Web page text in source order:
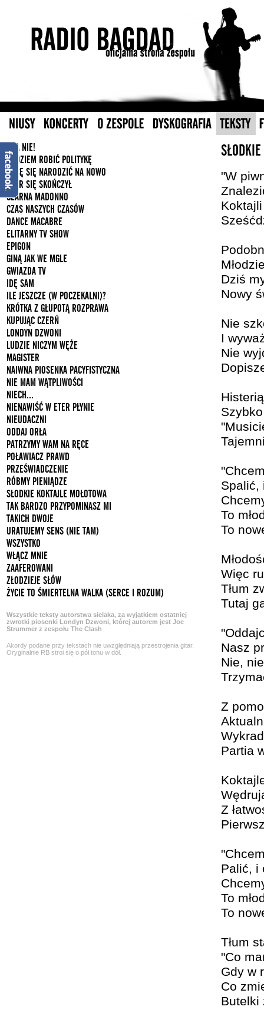
A JA NIE!
BĘDZIEM ROBIĆ POLITYKĘ
CHCĘ SIĘ NARODZIĆ NA NOWO
CZAR SIĘ SKOŃCZYŁ
CZARNA MADONNO
CZAS NASZYCH CZASÓW
DANCE MACABRE
ELITARNY TV SHOW
EPIGON
GINĄ JAK WE MGLE
GWIAZDA TV
IDĘ SAM
ILE JESZCZE (W POCZEKALNI)?
KRÓTKA Z GŁUPOTĄ ROZPRAWA
KUPUJĄC CZERŃ
LONDYN DZWONI
LUDZIE NICZYM WĘŻE
MAGISTER
NAIWNA PIOSENKA PACYFISTYCZNA
NIE MAM WĄTPLIWOŚCI
NIECH...
NIENAWIŚĆ W ETER PŁYNIE
NIEUDACZNI
ODDAJ ORŁA
PATRZYMY WAM NA RĘCE
POŁAWIACZ PRAWD
PRZEŚWIADCZENIE
RÓBMY PIENIĄDZE
SŁODKIE KOKTAJLE MOŁOTOWA
TAK BARDZO PRZYPOMINASZ MI
TAKICH DWOJE
URATUJEMY SENS (NIE TAM)
WSZYSTKO
WŁĄCZ MNIE
ZAAFEROWANI
ZŁODZIEJE SŁÓW
ŻYCIE TO ŚMIERTELNA WALKA (SERCE I ROZUM)
Wszystkie teksty autorstwa sielaka, za wyjątkiem ostatniej
zwrotki piosenki Londyn Dzwoni, której autorem jest Joe
Strummer z zespołu The Clash
Akordy podane przy tekstach nie uwzględniają przestrojenia gitar.
Oryginalnie RB stroi się o pół tonu w dół.
SŁODKIE
"W
Koktajli
Dziś
Nowy
Nie
I
Nie
Spalić,
To
To
Więc
Tłum
Tutaj
Nasz
Nie,
Z
Partia
Z
Palić, i
To
To
Tłum
"Co
Gdy w
Co
Butelki